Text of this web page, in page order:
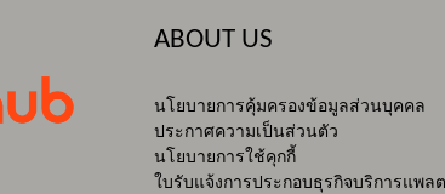
ABOUT US
นโยบายการคุ้มครองข้อมูลส่วนบุคคล
ประกาศความเป็นส่วนตัว
นโยบายการใช้คุกกี้
ใบรับแจ้งการประกอบธุรกิจบริการแพล